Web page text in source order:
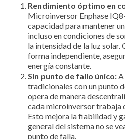
Rendimiento óptimo en
Microinversor Enphase
capacidad para mantener
incluso en condiciones de
la intensidad de la luz solar.
forma independiente,
energía constante.
Sin punto de fallo único:
tradicionales con un punto
opera de manera
cada microinversor trabaja
Esto mejora la fiabilidad y
general del sistema no se
punto de falla.